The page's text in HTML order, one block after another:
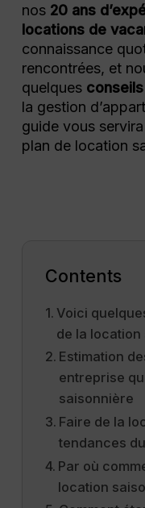
nos 20 ans
locations de
connaissance
rencontrées, et
quelquesconseils
la gestion
guide vous
plan de location
Contents
Voici
de la
Estimation
entreprise
saisonnière
Faire de la
tendances
Par où
location